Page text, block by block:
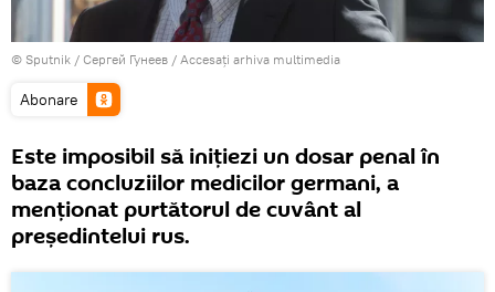
© Sputnik / Сергей Гунеев / Accesați arhiva multimedia
Abonare
Este imposibil să inițiezi un dosar penal în
baza concluziilor medicilor germani, a
menționat purtătorul de cuvânt al
președintelui rus.